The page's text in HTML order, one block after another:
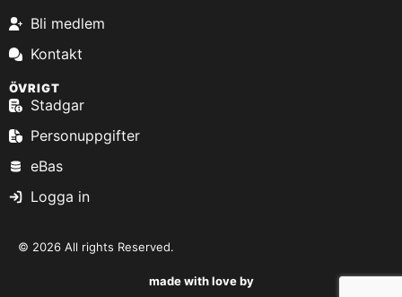
Bli medlem
Kontakt
ÖVRIGT
Stadgar
Personuppgifter
eBas
Logga in
© 2026 All rights Reserved.
made with love by